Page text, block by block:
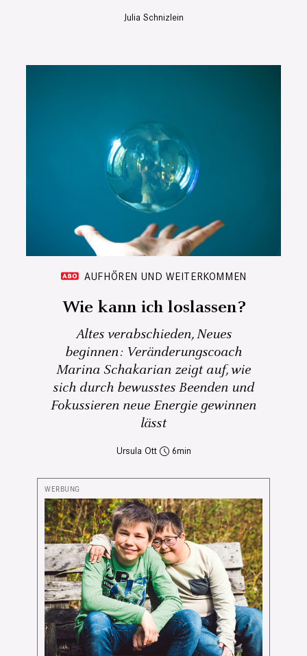
Julia Schnizlein
AUFHÖREN UND WEITERKOMMEN
Wie kann ich loslassen?
Altes verabschieden, Neues
beginnen: Veränderungscoach
Marina Schakarian zeigt auf, wie
sich durch bewusstes Beenden und
Fokussieren neue Energie gewinnen
lässt
Ursula Ott 6